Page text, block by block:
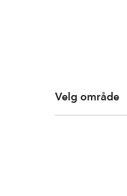
Velg område